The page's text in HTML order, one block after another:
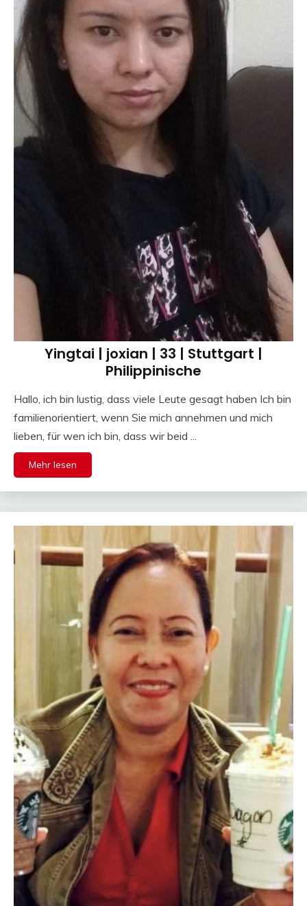
Yingtai | joxian | 33 | Stuttgart |
Philippinische
Hallo, ich bin lustig, dass viele Leute gesagt haben Ich bin
familienorientiert, wenn Sie mich annehmen und mich
lieben, für wen ich bin, dass wir beid ...
Mehr lesen